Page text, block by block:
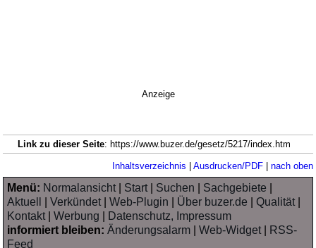
Anzeige
Link zu dieser Seite: https://www.buzer.de/gesetz/5217/index.htm
Inhaltsverzeichnis Ausdrucken/PDF| nach oben
Menü: Normalansicht| Start| Suchen Sachgebiete
Aktuell
|Verkündet|Web-Plugin Über buzer.de |Qualität|
Kontakt|Werbung
Datenschutz, Impressum
informiert bleiben: Änderungsalarm |Web-Widget|
RSS-
Feed